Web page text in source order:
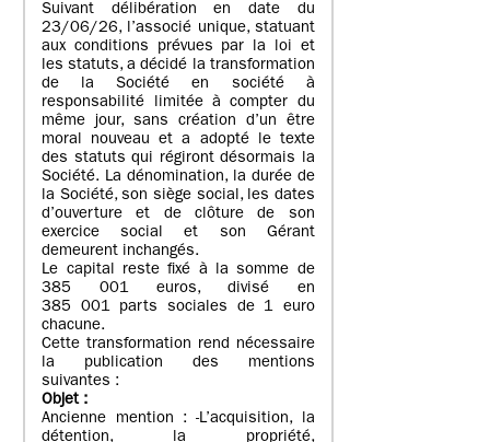
Suivant délibération en date du
23/06/26, l’associé unique, statuant
aux conditions prévues par la loi et
les statuts, a décidé la transformation
de la Société en société à
responsabilité limitée à compter du
même jour, sans création d’un être
moral nouveau et a adopté le texte
des statuts qui régiront désormais la
Société. La dénomination, la durée de
la Société, son siège social, les dates
d’ouverture et de clôture de son
exercice social et son Gérant
demeurent inchangés.
Le capital reste fixé à la somme de
385 001 euros, divisé en
385 001 parts sociales de 1 euro
chacune.
Cette transformation rend nécessaire
la publication des mentions
suivantes :
Objet :
Ancienne mention : -L’acquisition, la
détention, la propriété,